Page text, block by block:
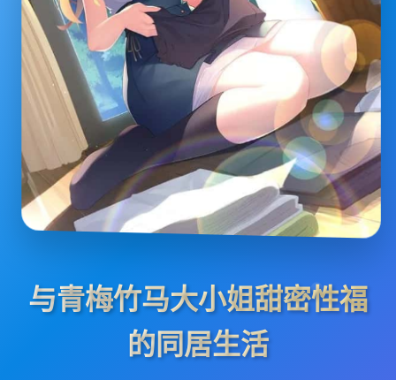
与青梅竹马大小姐甜密性福
的同居生活